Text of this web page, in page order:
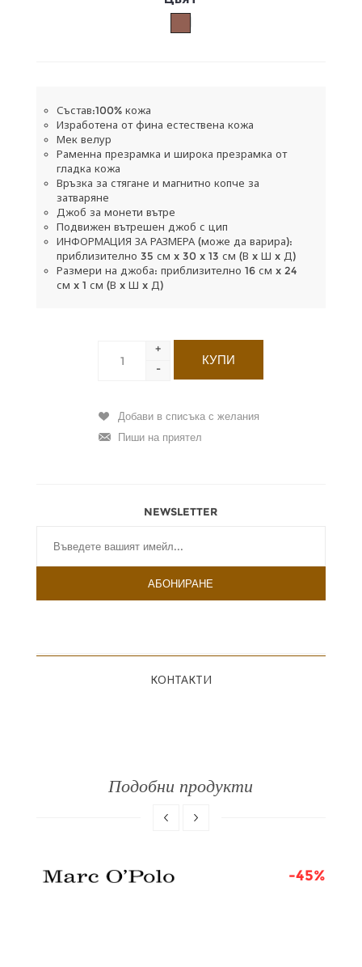
Състав:100% кожа
Изработена от фина естествена кожа
Мек велур
Раменна презрамка и широка презрамка от
гладка кожа
Връзка за стягане и магнитно копче за
затваряне
Джоб за монети вътре
Подвижен вътрешен джоб с цип
ИНФОРМАЦИЯ ЗА РАЗМЕРА (може да варира):
приблизително 35 см x 30 x 13 см (В x Ш x Д)
Размери на джоба: приблизително 16 см x 24
см x 1 см (В x Ш x Д)
+
-
NEWSLETTER
КОНТАКТИ
Подобни продукти
-45%